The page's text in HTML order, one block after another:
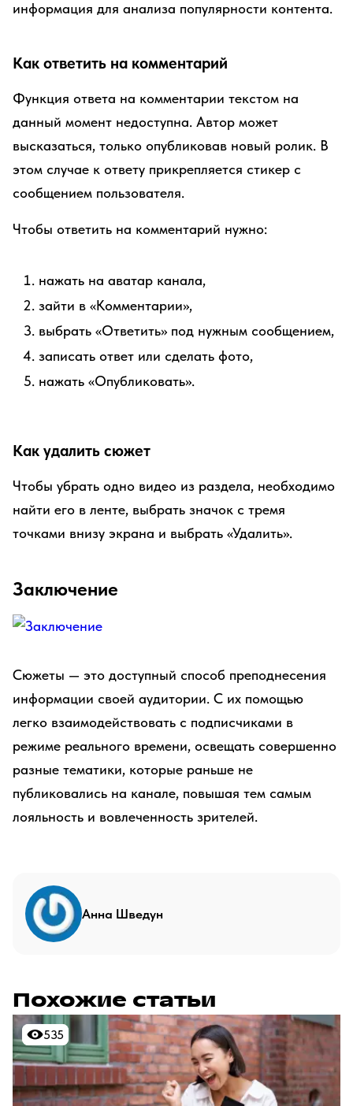
информация для анализа популярности контента.
Как ответить на комментарий
Функция ответа на комментарии текстом на
данный момент недоступна. Автор может
высказаться, только опубликовав новый ролик. В
этом случае к ответу прикрепляется стикер с
сообщением пользователя.
Чтобы ответить на комментарий нужно:
нажать на аватар канала,
зайти в «Комментарии»,
выбрать «Ответить» под нужным сообщением,
записать ответ или сделать фото,
нажать «Опубликовать».
Как удалить сюжет
Чтобы убрать одно видео из раздела, необходимо
найти его в ленте, выбрать значок с тремя
точками внизу экрана и выбрать «Удалить».
Заключение
Сюжеты — это доступный способ преподнесения
информации своей аудитории. С их помощью
легко взаимодействовать с подписчиками в
режиме реального времени, освещать совершенно
разные тематики, которые раньше не
публиковались на канале, повышая тем самым
лояльность и вовлеченность зрителей.
Анна Шведун
Похожие статьи
535
535